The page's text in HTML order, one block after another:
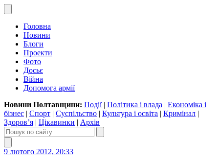
Головна
Новини
Блоги
Проекти
Фото
Досьє
Війна
Допомога армії
Новини Полтавщини: Події| Політика і влада | Економіка і
бізнес | Спорт | Суспільство | Культура і освіта | Кримінал |
Здоров’я | Цікавинки | Архів
9 лютого 2012, 20:33